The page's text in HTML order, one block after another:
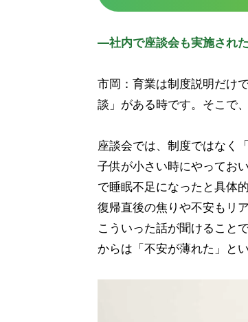
―社内で座談会も実施された
市岡：育業は制度説明だけ
談」がある時です。そこで
座談会では、制度ではなく
子供が小さい時にやってお
で睡眠不足になったと具体
復帰直後の焦りや不安もリ
こういった話が聞けること
からは「不安が薄れた」と